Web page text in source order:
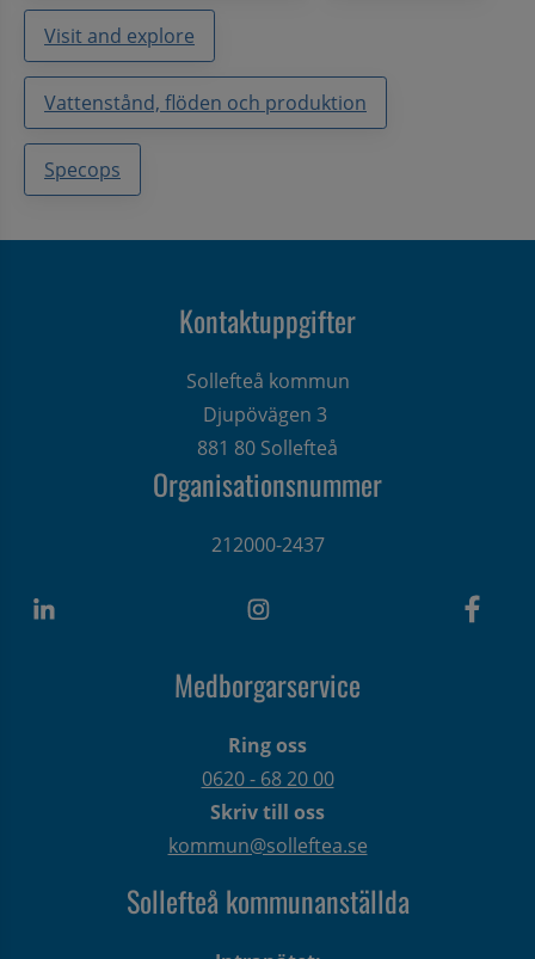
Visit and explore
Vattenstånd, flöden och produktion
Specops
Kontaktuppgifter
Sollefteå kommun
Djupövägen 3
881 80 Sollefteå
Organisationsnummer
212000-2437
Medborgarservice
Ring oss
0620 - 68 20 00
Skriv till oss
kommun@solleftea.se
Sollefteå kommunanställda